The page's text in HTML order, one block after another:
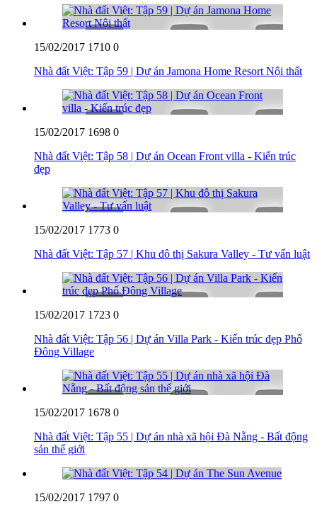
15/02/2017 1710 0
Nhà đất Việt: Tập 59 | Dự án Jamona Home Resort Nội thất
15/02/2017 1698 0
Nhà đất Việt: Tập 58 | Dự án Ocean Front villa - Kiến trúc
đẹp
15/02/2017 1773 0
Nhà đất Việt: Tập 57 | Khu đô thị Sakura Valley - Tư vấn luật
15/02/2017 1723 0
Nhà đất Việt: Tập 56 | Dự án Villa Park - Kiến trúc đẹp Phố
Đông Village
15/02/2017 1678 0
Nhà đất Việt: Tập 55 | Dự án nhà xã hội Đà Nẵng - Bất động
sản thế giới
15/02/2017 1797 0